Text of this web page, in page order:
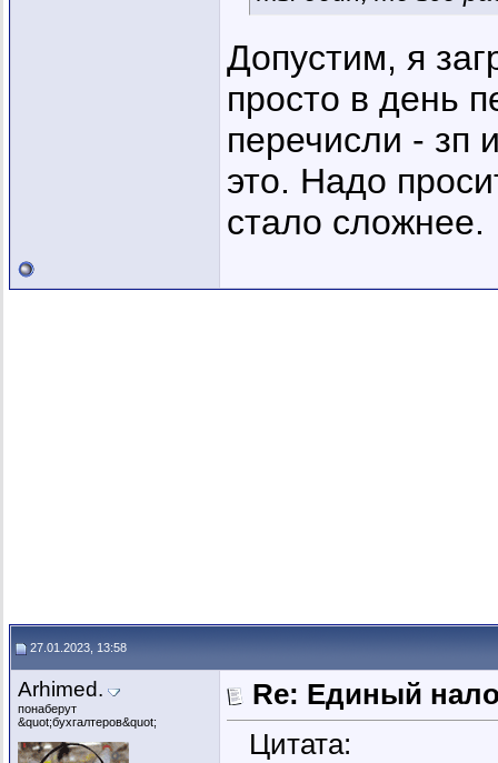
Допустим, я
просто в день
перечисли - зп
это. Надо
стало сложнее.
27.01.2023, 13:58
Arhimed.
понаберут
&quot;бухгалтеров&quot;
Re: Единый
Цитата: